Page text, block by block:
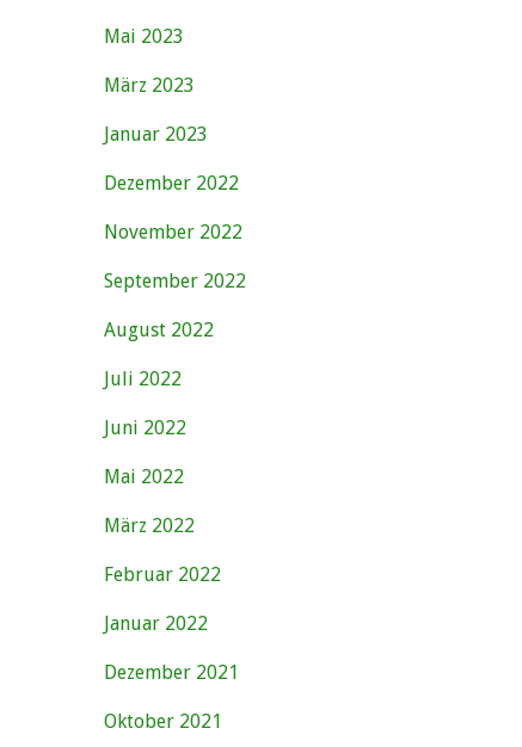
Mai 2023
März 2023
Januar 2023
Dezember 2022
November 2022
September 2022
August 2022
Juli 2022
Juni 2022
Mai 2022
März 2022
Februar 2022
Januar 2022
Dezember 2021
Oktober 2021